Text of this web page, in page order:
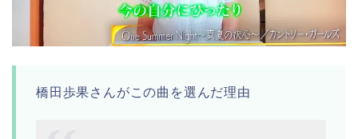
橋田歩果さんがこの曲を選んだ理由